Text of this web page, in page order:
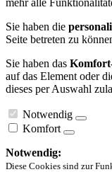
mehr alle
Sie haben die
Seite betreten zu
Sie haben das
auf das Element oder
dieses per Auswahl
Notwendig
Komfort
Notwendig:
Diese Cookies sind zur